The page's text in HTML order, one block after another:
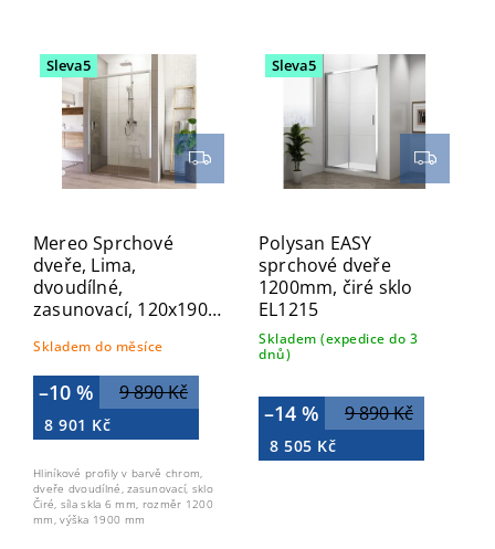
Nejdražší
Sleva5
Mereo Sprchové
dveře, Lima,
dvoudílné,
zasunovací, 120x190
Čiré CK80423K
Skladem do měsíce
9 890 Kč
–10 %
8 901 Kč
Hliníkové profily v barvě chrom,
dveře dvoudílné, zasunovací, sklo
Čiré, síla skla 6 mm, rozměr 1200
mm, výška 1900 mm
Sleva5
Polysan EASY
sprchové dveře
1200mm, čiré sklo
EL1215
Skladem (expedice do 3
dnů)
9 890 Kč
–14 %
8 505 Kč